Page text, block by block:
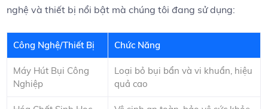
nghệ và‌ thiết ⁢bị nổi bật mà chúng tôi đang sử dụng:
Công‍ Nghệ/Thiết⁣ Bị Chức ⁣Năng
Máy Hút Bụi ⁢Công
Nghiệp
Loại​ bỏ bụi bẩn và⁤ vi⁢ khuẩn, hiệu
quả cao